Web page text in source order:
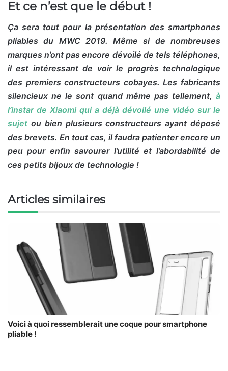
Et ce n’est que le début !
Ça sera tout pour la présentation des smartphones
pliables du MWC 2019. Même si de nombreuses
marques n’ont pas encore dévoilé de tels téléphones,
il est intéressant de voir le progrès technologique
des premiers constructeurs cobayes. Les fabricants
silencieux ne le sont quand même pas tellement, à
l’instar de Xiaomi qui a déjà dévoilé une vidéo sur le
sujet ou bien plusieurs constructeurs ayant déposé
des brevets. En tout cas, il faudra patienter encore un
peu pour enfin savourer l’utilité et l’abordabilité de
ces petits bijoux de technologie !
Articles similaires
Voici à quoi ressemblerait une coque pour smartphone
pliable !